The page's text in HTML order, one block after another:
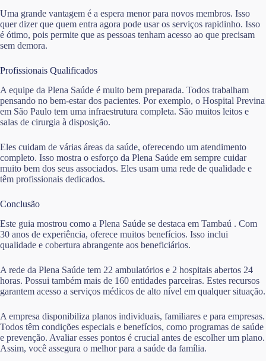
Uma grande vantagem é a espera menor para novos membros. Isso
quer dizer que quem entra agora pode usar os serviços rapidinho. Isso
é ótimo, pois permite que as pessoas tenham acesso ao que precisam
sem demora.
Profissionais Qualificados
A equipe da Plena Saúde é muito bem preparada. Todos trabalham
pensando no bem-estar dos pacientes. Por exemplo, o Hospital Previna
em São Paulo tem uma infraestrutura completa. São muitos leitos e
salas de cirurgia à disposição.
Eles cuidam de várias áreas da saúde, oferecendo um atendimento
completo. Isso mostra o esforço da Plena Saúde em sempre cuidar
muito bem dos seus associados. Eles usam uma rede de qualidade e
têm profissionais dedicados.
Conclusão
Este guia mostrou como a Plena Saúde se destaca em Tambaú . Com
30 anos de experiência, oferece muitos benefícios. Isso inclui
qualidade e cobertura abrangente aos beneficiários.
A rede da Plena Saúde tem 22 ambulatórios e 2 hospitais abertos 24
horas. Possui também mais de 160 entidades parceiras. Estes recursos
garantem acesso a serviços médicos de alto nível em qualquer situação.
A empresa disponibiliza planos individuais, familiares e para empresas.
Todos têm condições especiais e benefícios, como programas de saúde
e prevenção. Avaliar esses pontos é crucial antes de escolher um plano.
Assim, você assegura o melhor para a saúde da família.